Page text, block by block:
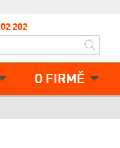
O FIRMĚ
202